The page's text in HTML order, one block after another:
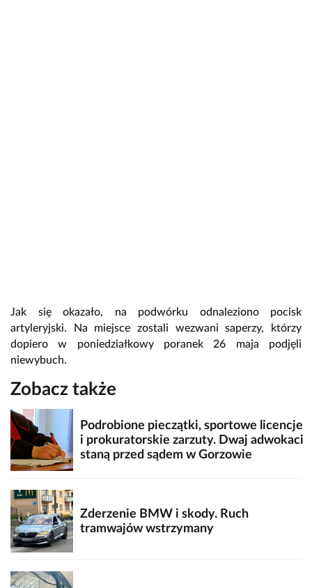
Jak się okazało, na podwórku odnaleziono pocisk
artyleryjski. Na miejsce zostali wezwani saperzy, którzy
dopiero w poniedziałkowy poranek 26 maja podjęli
niewybuch.
Zobacz także
Podrobione pieczątki, sportowe licencje
i prokuratorskie zarzuty. Dwaj adwokaci
staną przed sądem w Gorzowie
Zderzenie BMW i skody. Ruch
tramwajów wstrzymany